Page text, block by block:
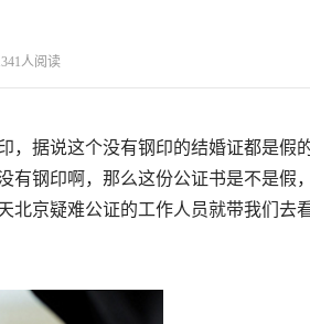
人阅读
据说这个没有钢印的结婚证都是假
有钢印啊，那么这份公证书是不是假
北京疑难公证的工作人员就带我们去